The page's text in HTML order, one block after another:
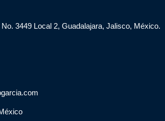
3449 Local 2, Guadalajara, Jalisco, México.